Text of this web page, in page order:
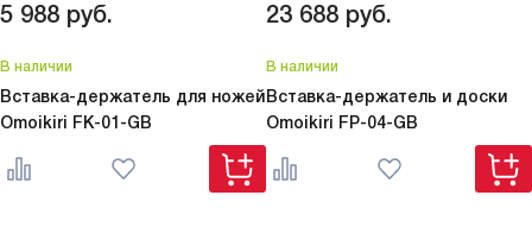
5 988 руб.
В наличии
Вставка-держатель для ножей
Omoikiri FK-01-GB
23 688 руб.
В наличии
Вставка-держатель и доски
Omoikiri FP-04-GB